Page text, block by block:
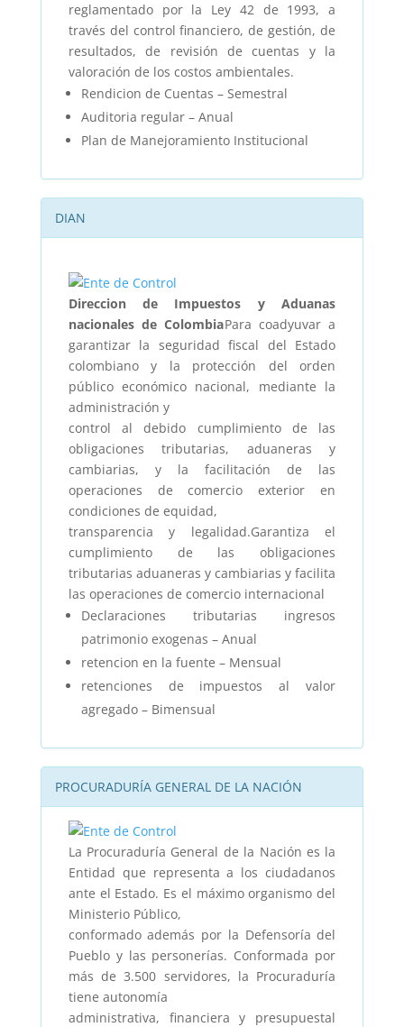
reglamentado por la Ley 42 de 1993, a
través del control financiero, de gestión, de
resultados, de revisión de cuentas y la
valoración de los costos ambientales.
Rendicion de Cuentas – Semestral
Auditoria regular – Anual
Plan de Manejoramiento Institucional
DIAN
Direccion de Impuestos y Aduanas
nacionales de ColombiaPara coadyuvar a
garantizar la seguridad fiscal del Estado
colombiano y la protección del orden
público económico nacional, mediante la
administración y
control al debido cumplimiento de las
obligaciones tributarias, aduaneras y
cambiarias, y la facilitación de las
operaciones de comercio exterior en
condiciones de equidad,
transparencia y legalidad.Garantiza el
cumplimiento de las obligaciones
tributarias aduaneras y cambiarias y facilita
las operaciones de comercio internacional
Declaraciones tributarias ingresos
patrimonio exogenas – Anual
retencion en la fuente – Mensual
retenciones de impuestos al valor
agregado – Bimensual
PROCURADURÍA GENERAL DE LA NACIÓN
La Procuraduría General de la Nación es la
Entidad que representa a los ciudadanos
ante el Estado. Es el máximo organismo del
Ministerio Público,
conformado además por la Defensoría del
Pueblo y las personerías. Conformada por
más de 3.500 servidores, la Procuraduría
tiene autonomía
administrativa, financiera y presupuestal